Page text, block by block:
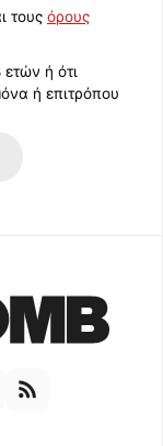
τους όρους
ή ότι
ή επιτρόπου